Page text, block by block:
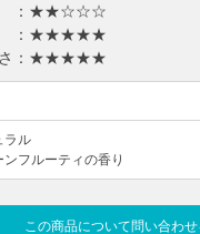
ラル
ンフルーティの香り
この商品について問い合わせ
★★☆☆☆
★★★★★
さ：★★★★★